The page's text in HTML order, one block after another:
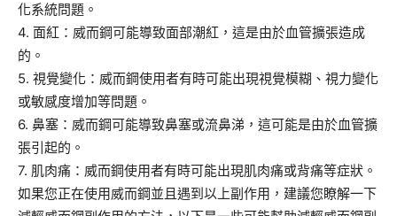
化系統問題。
4. 面紅：威而鋼可能導致面部潮紅，這是由於血管擴張造成
的。
5. 視覺變化：威而鋼使用者有時可能出現視覺模糊、視力變化
或敏感度增加等問題。
6. 鼻塞：威而鋼可能導致鼻塞或流鼻涕，這可能是由於血管擴
張引起的。
7. 肌肉痛：威而鋼使用者有時可能出現肌肉痛或背痛等症狀。
如果您正在使用威而鋼並且遇到以上副作用，建議您瞭解一下